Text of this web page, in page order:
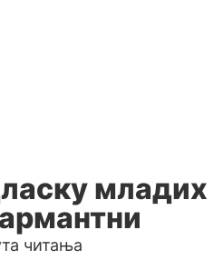
младих
читања